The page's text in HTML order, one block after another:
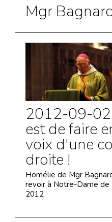
Mgr
2012-09-02
est de faire
voix d'une
droite !
Homélie de Mgr
revoir à Notre-Dame
2012